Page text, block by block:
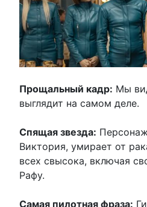
Прощальный кадр: Мы
выглядит на самом деле.
Спящая звезда:
Виктория, умирает от
всех свысока, включая
Рафу.
Самая пилотная фраза: